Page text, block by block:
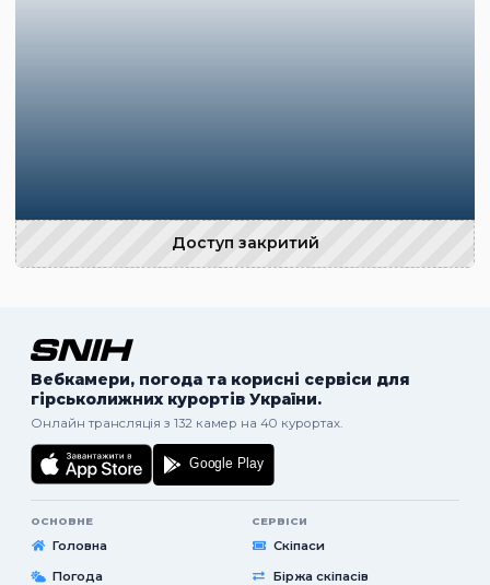
Доступ закритий
Вебкамери, погода та корисні сервіси для
гірськолижних курортів України.
Онлайн трансляція з 132 камер на 40 курортах.
ОСНОВНЕ
Головна
Погода
СЕРВІСИ
Скіпаси
Біржа скіпасів